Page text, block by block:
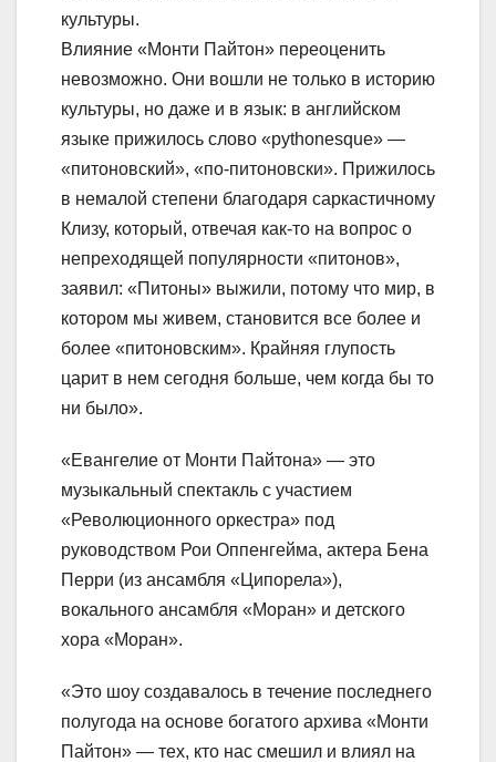
культуры.
Влияние «Монти Пайтон» переоценить
невозможно. Они вошли не только в историю
культуры, но даже и в язык: в английском
языке прижилось слово «pythonesque» —
«питоновский», «по-питоновски». Прижилось
в немалой степени благодаря саркастичному
Клизу, который, отвечая как-то на вопрос о
непреходящей популярности «питонов»,
заявил: «Питоны» выжили, потому что мир, в
котором мы живем, становится все более и
более «питоновским». Крайняя глупость
царит в нем сегодня больше, чем когда бы то
ни было».
«Евангелие от Монти Пайтона» — это
музыкальный спектакль с участием
«Революционного оркестра» под
руководством Рои Оппенгейма, актера Бена
Перри (из ансамбля «Ципорела»),
вокального ансамбля «Моран» и детского
хора «Моран».
«Это шоу создавалось в течение последнего
полугода на основе богатого архива «Монти
Пайтон» — тех, кто нас смешил и влиял на